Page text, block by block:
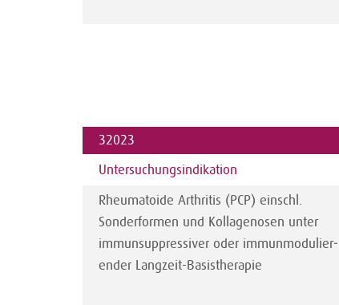
32023
Untersuchungs­indikation
Rheumatoide Arthritis (PCP) einschl.
Sonder­formen und Kollagenosen unter
immunsuppressiver oder immunmodulier­
ender Langzeit-Basistherapie